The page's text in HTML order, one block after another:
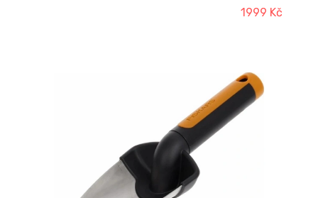
prodlouženou záruku 25 let prostřednictvím webové
registrace. Výška: 38 mm, délka: 650 mm, šířka: 208
1999 Kč